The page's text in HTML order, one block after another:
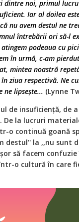
dintre noi, primul
Iar al doilea
nu avem destul ne
întrebării ori să-l
podeaua cu
în urmă, c-am
mintea noastră
ziua respectivă. Ne
ne lipsește... (Lynne
de insuficiență, de
De la lucruri
o continuă goană
destul'' la ,,nu sunt
să facem
o cultură în care